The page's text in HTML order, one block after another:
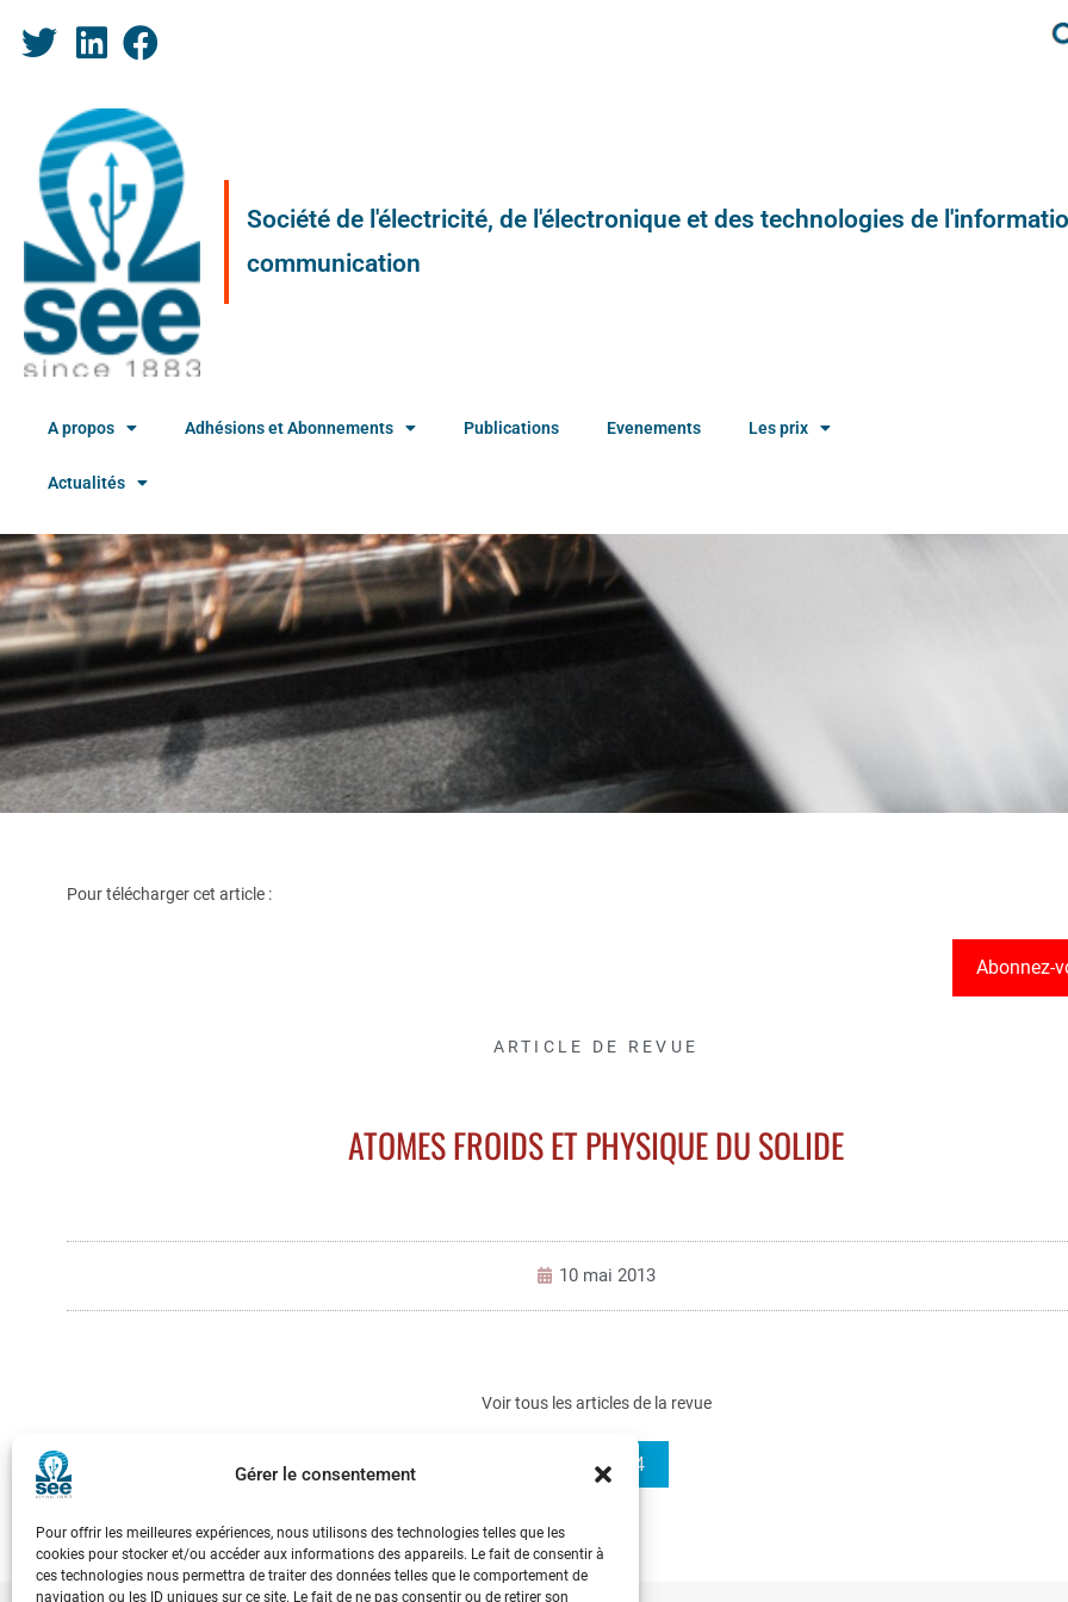
Gérer le consentement
Pour offrir les meilleures expériences, nous utilisons des technologies telles que les
cookies pour stocker et/ou accéder aux informations des appareils. Le fait de consentir à
ces technologies nous permettra de traiter des données telles que le comportement de
navigation ou les ID uniques sur ce site. Le fait de ne pas consentir ou de retirer son
Société de l'électricité, de l'électronique et des technologies de
communication
A propos Adhésions et Abonnements Publications Evenements Les prix
Actualités
Pour télécharger cet article :
Abonnez-
ARTICLE DE REVUE
ATOMES FROIDS ET PHYSIQUE DU SOLIDE
10 mai 2013
Voir tous les articles de la revue
REE 2012-4